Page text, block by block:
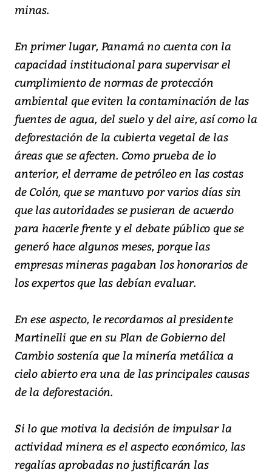
minas.
En primer lugar, Panamá no cuenta con la
capacidad institucional para supervisar el
cumplimiento de normas de protección
ambiental que eviten la contaminación de las
fuentes de agua, del suelo y del aire, así como la
deforestación de la cubierta vegetal de las
áreas que se afecten. Como prueba de lo
anterior, el derrame de petróleo en las costas
de Colón, que se mantuvo por varios días sin
que las autoridades se pusieran de acuerdo
para hacerle frente y el debate público que se
generó hace algunos meses, porque las
empresas mineras pagaban los honorarios de
los expertos que las debían evaluar.
En ese aspecto, le recordamos al presidente
Martinelli que en su Plan de Gobierno del
Cambio sostenía que la minería metálica a
cielo abierto era una de las principales causas
de la deforestación.
Si lo que motiva la decisión de impulsar la
actividad minera es el aspecto económico, las
regalías aprobadas no justificarán las